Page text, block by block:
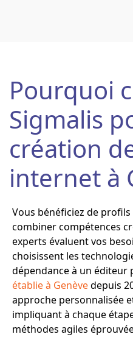
Pourquoi
Sigmalis
création
internet à
Vous bénéficiez de
combiner compétences
experts évaluent vos
choisissent les
dépendance à un éditeur
établie à Genèvedepuis
approche personnalisée
impliquant à chaque
méthodes agiles